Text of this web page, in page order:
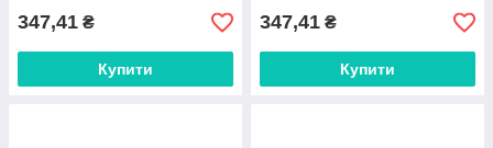
347,41 ₴
Купити
347,41 ₴
Купити